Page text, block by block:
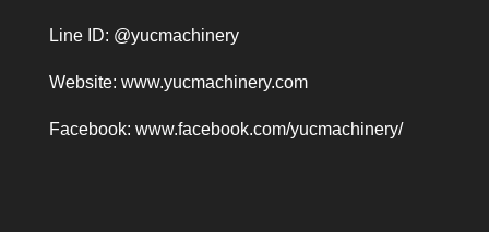
Line ID: @yucmachinery
Website: www.yucmachinery.com
Facebook: www.facebook.com/yucmachinery/